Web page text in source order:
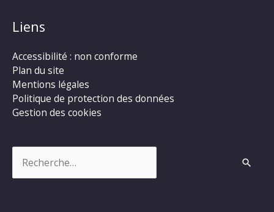
Liens
Accessibilité : non conforme
Plan du site
Mentions légales
Politique de protection des données
Gestion des cookies